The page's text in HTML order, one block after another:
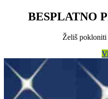
BESPLATNO
Želiš pokloniti